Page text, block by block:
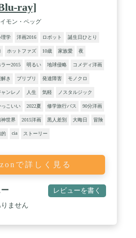
ray]
モン・ペッグ
理学 洋画2016 ロボット 誕生日ひとり
ホットファズ 10歳 家族愛 夜
ラー2015 明るい 地球侵略 コメディ洋画
き ブリブリ 発達障害 モノクロ
ャンレノ 人生 気軽 ノスタルジック
っこいい 2022夏 修学旅行バス 90分洋画
神世界 2015洋画 黒人差別 大晦日 冒険
的 cia ストーリー
で詳しく見る
レビューを書く
ません